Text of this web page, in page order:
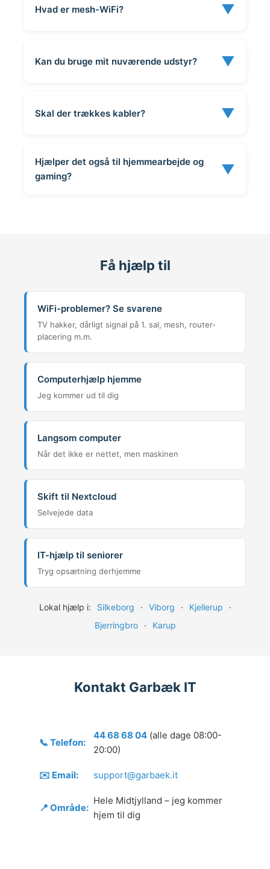
Hvad er mesh-WiFi? ▼
Kan du bruge mit nuværende udstyr? ▼
Skal der trækkes kabler? ▼
Hjælper det også til hjemmearbejde og
gaming?
▼
Få hjælp til
WiFi-problemer? Se svarene
TV hakker, dårligt signal på 1. sal, mesh, router-
placering m.m.
Computerhjælp hjemme
Jeg kommer ud til dig
Langsom computer
Når det ikke er nettet, men maskinen
Skift til Nextcloud
Selvejede data
IT-hjælp til seniorer
Tryg opsætning derhjemme
Lokal hjælp i: Silkeborg · Viborg · Kjellerup
·
Bjerringbro
· Karup
Kontakt Garbæk IT
📞 Telefon:
44 68 68 04 (alle dage 08:00-
20:00)
✉️ Email: support@garbaek.it
📍 Område:
Hele Midtjylland – jeg kommer
hjem til dig